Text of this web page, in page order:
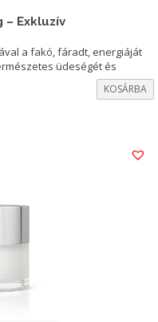
– Exkluzív
a fakó, fáradt, energiáját
üdeségét és
KOSÁRBA